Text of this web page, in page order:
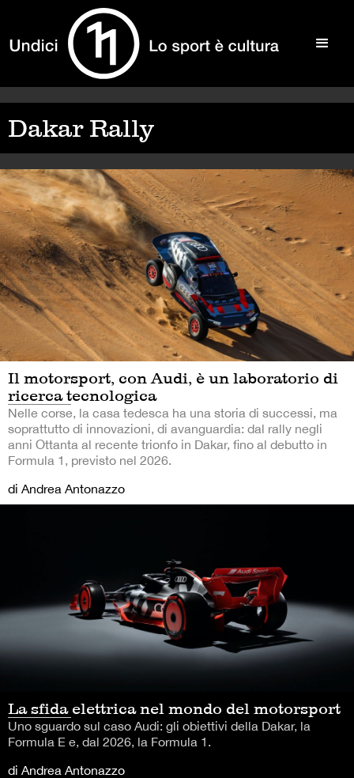
Dakar Rally
Il motorsport, con Audi, è un laboratorio di
ricerca tecnologica
Nelle corse, la casa tedesca ha una storia di successi, ma
soprattutto di innovazioni, di avanguardia: dal rally negli
anni Ottanta al recente trionfo in Dakar, fino al debutto in
Formula 1, previsto nel 2026.
di Andrea Antonazzo
La sfida elettrica nel mondo del motorsport
Uno sguardo sul caso Audi: gli obiettivi della Dakar, la
Formula E e, dal 2026, la Formula 1.
di Andrea Antonazzo